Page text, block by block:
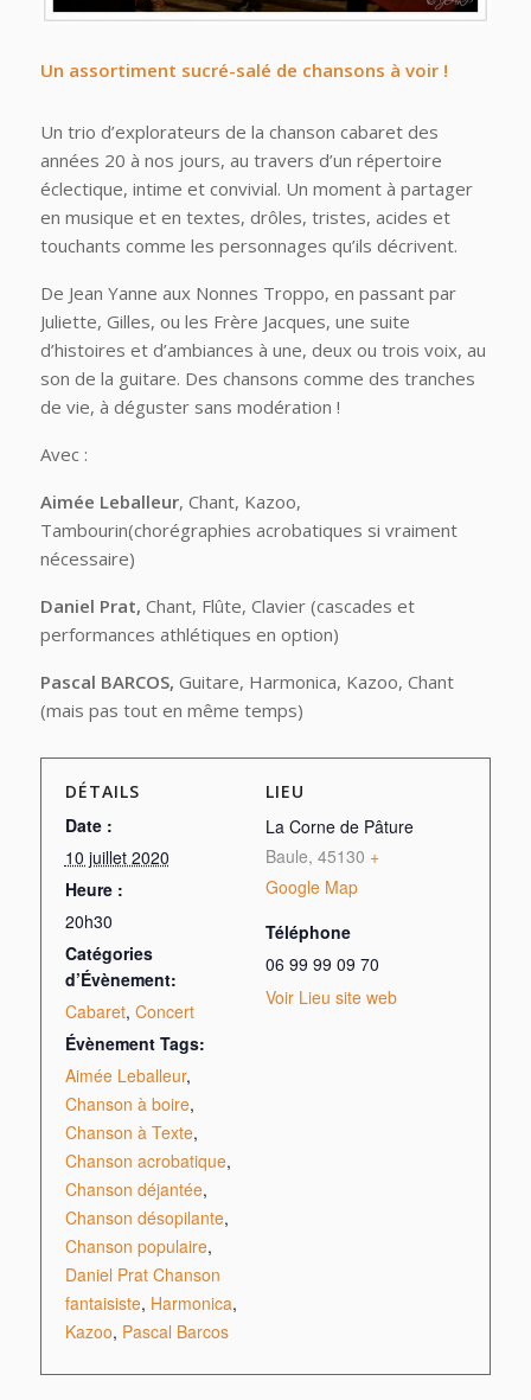
Un assortiment sucré-salé de chansons à voir !
Un trio d’explorateurs de la chanson cabaret des
années 20 à nos jours, au travers d’un répertoire
éclectique, intime et convivial. Un moment à partager
en musique et en textes, drôles, tristes, acides et
touchants comme les personnages qu’ils décrivent.
De Jean Yanne aux Nonnes Troppo, en passant par
Juliette, Gilles, ou les Frère Jacques, une suite
d’histoires et d’ambiances à une, deux ou trois voix, au
son de la guitare. Des chansons comme des tranches
de vie, à déguster sans modération !
Avec :
Aimée Leballeur, Chant, Kazoo,
Tambourin(chorégraphies acrobatiques si vraiment
nécessaire)
Daniel Prat, Chant, Flûte, Clavier (cascades et
performances athlétiques en option)
Pascal BARCOS, Guitare, Harmonica, Kazoo, Chant
(mais pas tout en même temps)
DÉTAILS
Date :
10 juillet 2020
Heure :
20h30
Catégories
d’Évènement:
Cabaret, Concert
Évènement Tags:
Aimée Leballeur,
Chanson à boire,
Chanson à Texte,
Chanson acrobatique,
Chanson déjantée,
Chanson désopilante,
Chanson populaire,
Daniel Prat Chanson
fantaisiste, Harmonica,
Kazoo, Pascal Barcos
LIEU
La Corne de Pâture
Baule, 45130 +
Google Map
Téléphone
06 99 99 09 70
Voir Lieu site web